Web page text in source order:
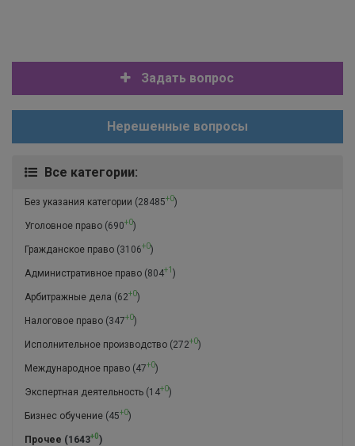
Задать вопрос
Нерешенные вопросы
Все категории:
Без указания категории (28485+0)
Уголовное право (690+0)
Гражданское право (3106+0)
Административное право (804+1 )
Арбитражные дела (62+0)
Налоговое право (347+0)
Исполнительное производство (272+0)
Международное право (47+0)
Экспертная деятельность (14+0)
Бизнес обучение (45+0)
Прочее (1643+0)